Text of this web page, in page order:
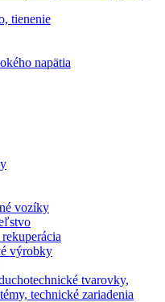
tienenie
napätia
vozíky
výrobky
tvarovky,
technické zariadenia